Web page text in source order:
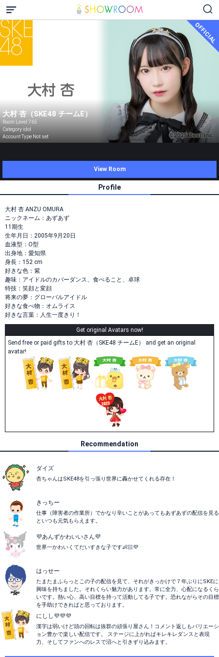
OFFICIAL
大村 杏（SKE48 チームE）
Room Level 765
Category idol
Account Type Not set
View Room
Profile
大村 杏 ANZU OMURA
ニックネーム：あずあず
11期生
生年月日：2005年9月20日
血液型：O型
出身地：愛知県
身長：152 cm
好きな色：紫
趣味：アイドルのカバーダンス、食べること、卓球
特技：笑顔と変顔
将来の夢：グローバルアイドル
好きな食べ物：オムライス
好きな言葉：人生一度きり！
Get original Avatars now!
Send free or paid gifts to 大村 杏（SKE48 チームE） and get an original
avatar!
Recommendation
ダイズ
杏ちゃんはSKE48を引っ張り世界に轟かせてくれる存在！
きっちー
仕事（障害者の作業所）でかなり辛いことがあってもあずあずの配信を見る
といつも元気もらえます。
💜あんずかわいいさん💜
世界一かわいくてだいすきな子です👶🏻💜
はっせー
たまたまふらっとこの子の配信を見て、それがきっかけで７年ぶりにSKEに
興味を持ちました。それくらい魅力があります。常に全力、心配になるくら
いです。熱い心、高い目標を持って活動してる子です。恐れながらその目標
を手助けできればと思っております。
にしし💜💜💜
漢字は弱いけど頭の回転は抜群の頑張り屋さん！コメント返しもバリエーシ
ョン豊かで楽しい配信です。 ステージに上がればキレキレダンスと表現
力、そしてファンへのレスで沼へと引きずり込みます。